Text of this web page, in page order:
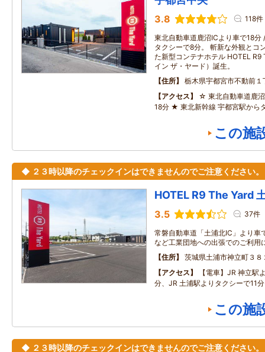
3.8 118件
東北自動車道鹿沼ICより車で18分
タクシーで8分。 斬新な外観とコ
た新型コンテナホテル HOTEL
イン ザ・ヤード）誕生。
住所
栃木県宇都宮市不動前１
アクセス
☆ 東北自動車道鹿
18分 ★ 東北新幹線 宇都宮駅から
この施
◆ ２３時以降のチェックインはできませんのでご注意ください。
HOTEL R9 The Yard
3.5 37件
常磐自動車道「土浦北IC」より車
など工業団地への出張でのご利用
住所
茨城県土浦市神立町３８
アクセス
【電車】JR 神立駅
分、JR 土浦駅よりタクシーで11
この施
◆ ２３時以降のチェックインはできませんのでご注意ください。